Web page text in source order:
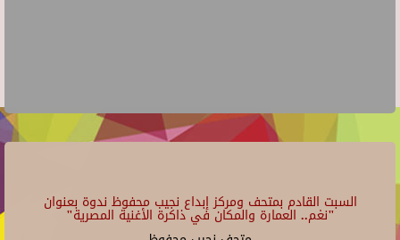
السبت القادم بمتحف ومركز إبداع نجيب محفوظ ندوة بعنوان
"نغم.. العمارة والمكان في ذاكرة الأغنية المصرية"